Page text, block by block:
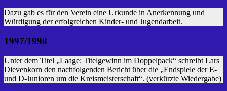
Dazu gab es für den Verein eine Urkunde in Anerkennung und
Würdigung der erfolgreichen Kinder- und Jugendarbeit.
1997/1998
Unter dem Titel „Laage: Titelgewinn im Doppelpack“ schreibt Lars
Dievenkorn den nachfolgenden Bericht über die „Endspiele der E-
und D-Junioren um die Kreismeisterschaft“. (verkürzte Wiedergabe)